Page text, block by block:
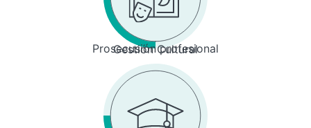
Prosecusión profesional
Gestión Cultural